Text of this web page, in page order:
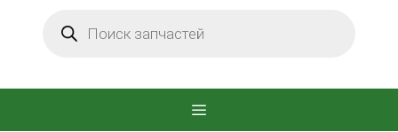
товаров